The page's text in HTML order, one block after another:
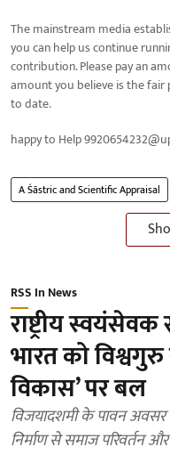
The mainstream media
you can help us continue
contribution. Please pay an
amount you believe is the
to date.
happy to Help
A Śāstric and Scientific Appraisal
RSS In News
राष्ट्रीय
भारत को
विकास’ पर बल
विजयादशमी के पावन
निर्माण से समाज परिवर्तन